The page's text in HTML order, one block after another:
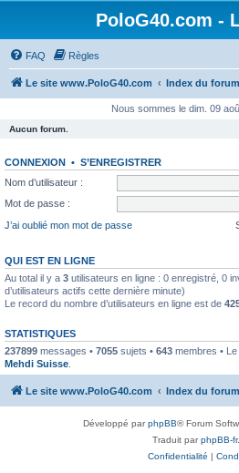
PoloG40.com -
FAQ Règles
Le site www.PoloG40.com Index du forum
Nous sommes le dim. 09
Aucun forum.
CONNEXION • S’ENREGISTRER
Nom d’utilisateur :
Mot de passe :
J’ai oublié mon mot de passe
QUI EST EN LIGNE
Au total il y a 3 utilisateurs en ligne : 0 enregistré, 0
d’utilisateurs actifs cette dernière minute)
Le record du nombre d’utilisateurs en ligne est de
STATISTIQUES
237899 messages • 7055 sujets • 643 membres •
Mehdi Suisse
Le site www.PoloG40.com Index du forum
Développé parphpBB® Forum
Traduit parphpBB-
Confidentialité |